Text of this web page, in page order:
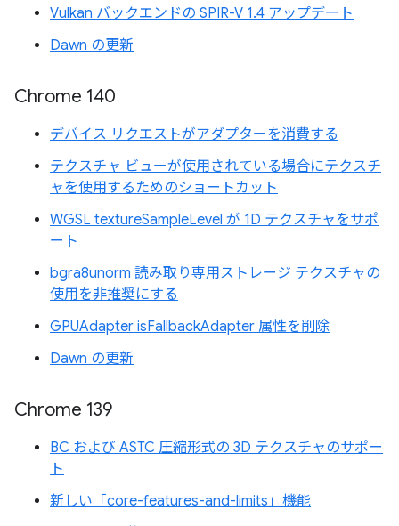
Vulkan バックエンドの SPIR-V 1.4 アップデート
Dawn の更新
Chrome 140
デバイス リクエストがアダプターを消費する
テクスチャ ビューが使用されている場合にテクスチ
ャを使用するためのショートカット
WGSL textureSampleLevel が 1D テクスチャをサポ
ート
bgra8unorm 読み取り専用ストレージ テクスチャの
使用を非推奨にする
GPUAdapter isFallbackAdapter 属性を削除
Dawn の更新
Chrome 139
BC および ASTC 圧縮形式の 3D テクスチャのサポー
ト
新しい「core-features-and-limits」機能